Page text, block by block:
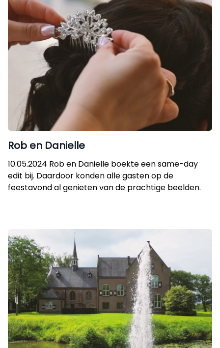
Rob en Danielle
10.05.2024 Rob en Danielle boekte een same-day
edit bij. Daardoor konden alle gasten op de
feestavond al genieten van de prachtige beelden.